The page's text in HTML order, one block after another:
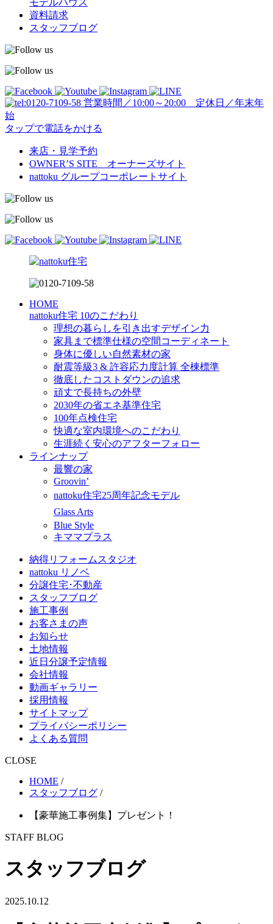
資料請求
スタッフブログ
営業時間／10:00～20:00 定休日／年末年
始
タップで電話をかける
来店・見学予約
OWNER’S SITE オーナーズサイト
nattoku グループコーポレートサイト
HOME
nattoku住宅 10のこだわり
理想の暮らしを引き出すデザイン力
家具まで標準仕様の空間コーディネート
身体に優しい自然素材の家
耐震等級3 & 許容応力度計算 全棟標準
徹底したコストダウンの追求
頑丈で長持ちの外壁
2030年の省エネ基準住宅
100年点検住宅
快適な室内環境へのこだわり
生涯続く安心のアフターフォロー
ラインナップ
最響の家
Groovin’
nattoku住宅25周年記念モデル
Glass Arts
Blue Style
キママプラス
納得リフォームスタジオ
nattoku リノベ
分譲住宅･不動産
スタッフブログ
施工事例
お客さまの声
お知らせ
土地情報
近日分譲予定情報
会社情報
動画ギャラリー
採用情報
サイトマップ
プライバシーポリシー
よくある質問
CLOSE
HOME /
スタッフブログ /
【豪華施工事例集】プレゼント！
STAFF BLOG
スタッフブログ
2025.10.12